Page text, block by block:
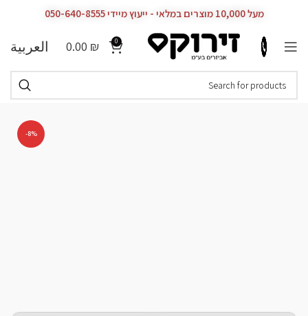
מעל 10,000 מוצרים במלאי - ייעוץ מיידי 050-640-8555
0
0.00 ₪ العربية
-8%